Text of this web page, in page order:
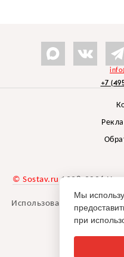
+7
© Sostav.ru 1998-2026
Использование
Мы
при